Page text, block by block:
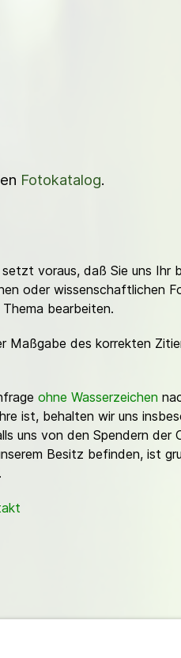
Fotokatalog.
voraus, daß Sie uns Ihr
oder wissenschaftlichen
bearbeiten.
des korrekten
ohne Wasserzeichen
ist, behalten wir uns
uns von den Spendern der
Besitz befinden, ist
.